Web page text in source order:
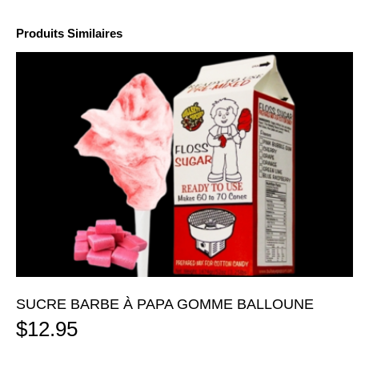
Produits Similaires
SUCRE BARBE À PAPA GOMME BALLOUNE
$12.95